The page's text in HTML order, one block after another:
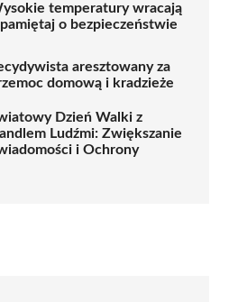
temperatury wracają
o bezpieczeństwie
aresztowany za
domową i kradzieże
Dzień Walki z
Ludźmi: Zwiększanie
i Ochrony